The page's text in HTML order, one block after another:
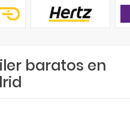
baratos en